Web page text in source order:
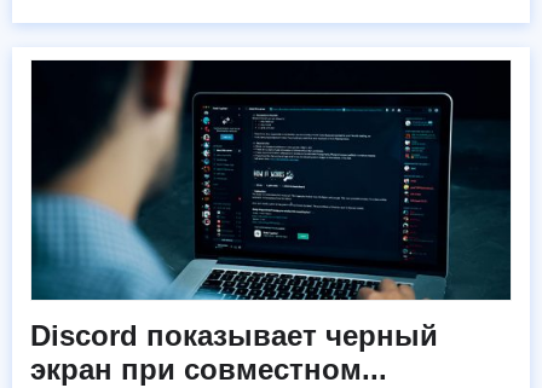
Discord показывает черный
экран при совместном...